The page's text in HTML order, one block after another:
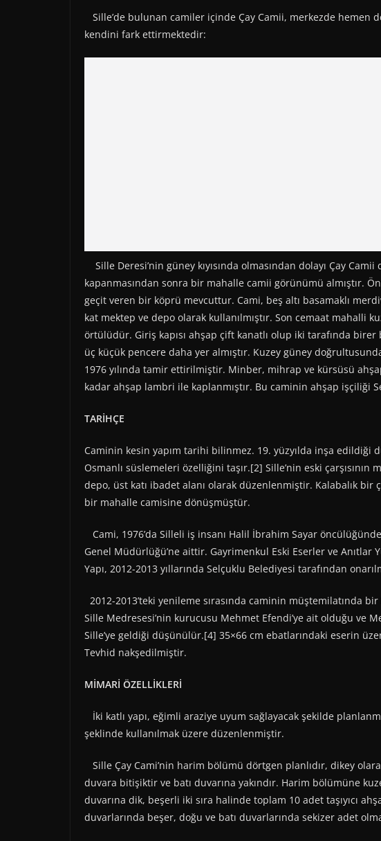
Sille’de bulunan camiler içinde Çay Camii, merkezde hemen
kendini fark ettirmektedir:
Sille Deresi’nin güney kıyısında olmasından dolayı Çay Camii
kapanmasından sonra bir mahalle camii görünümü almıştır.
geçit veren bir köprü mevcuttur. Cami, beş altı basamaklı
kat mektep ve depo olarak kullanılmıştır. Son cemaat mahalli
örtülüdür. Giriş kapısı ahşap çift kanatlı olup iki tarafında
üç küçük pencere daha yer almıştır. Kuzey güney
1976 yılında tamir ettirilmiştir. Minber, mihrap ve kürsüsü
kadar ahşap lambri ile kaplanmıştır. Bu caminin ahşap işçiliği
TARİHÇE
Caminin kesin yapım tarihi bilinmez. 19. yüzyılda inşa edildiği
Osmanlı süslemeleri özelliğini taşır.[2] Sille’nin eski
depo, üst katı ibadet alanı olarak düzenlenmiştir. Kalabalık bir
bir mahalle camisine dönüşmüştür.
Cami, 1976’da Silleli iş insanı Halil İbrahim Sayar
Genel Müdürlüğü’ne aittir. Gayrimenkul Eski Eserler ve Anıtlar
Yapı, 2012-2013 yıllarında Selçuklu Belediyesi tarafından
2012-2013’teki yenileme sırasında caminin müştemilatında
Sille Medresesi’nin kurucusu Mehmet Efendi’ye ait olduğu ve
Sille’ye geldiği düşünülür.[4] 35×66 cm ebatlarındaki eserin
Tevhid nakşedilmiştir.
MİMARİ ÖZELLİKLERİ
İki katlı yapı, eğimli araziye uyum sağlayacak şekilde
şeklinde kullanılmak üzere düzenlenmiştir.
Sille Çay Cami’nin harim bölümü dörtgen planlıdır, dikey
duvara bitişiktir ve batı duvarına yakındır. Harim bölümüne
duvarına dik, beşerli iki sıra halinde toplam 10 adet taşıyıcı
duvarlarında beşer, doğu ve batı duvarlarında sekizer adet